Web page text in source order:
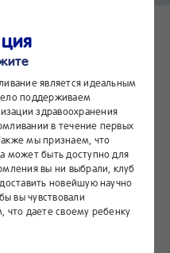
является идеальным
поддерживаем
здравоохранения
в течение первых
мы признаем, что
может быть доступно для
вы ни выбрали, клуб
новейшую научно
вы чувствовали
даете своему ребенку